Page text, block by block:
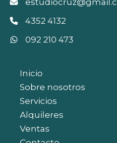
4352 4132
092 210 473
Inicio
Sobre nosotros
Servicios
Alquileres
Ventas